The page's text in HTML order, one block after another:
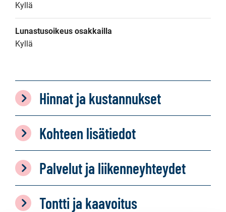
Kyllä
Lunastusoikeus osakkailla
Kyllä
Hinnat ja kustannukset
Kohteen lisätiedot
Palvelut ja liikenneyhteydet
Tontti ja kaavoitus